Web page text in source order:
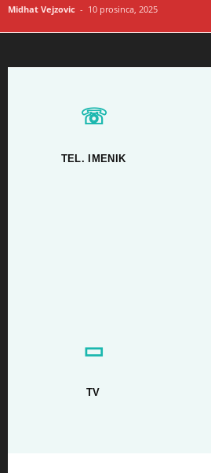
Midhat Vejzovic - 10 prosinca, 2025
☏
TEL. IMENIK
▭
TV